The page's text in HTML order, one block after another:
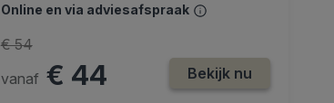
Online en via adviesafspraak
vanaf € 44
€ 54
Bekijk nu